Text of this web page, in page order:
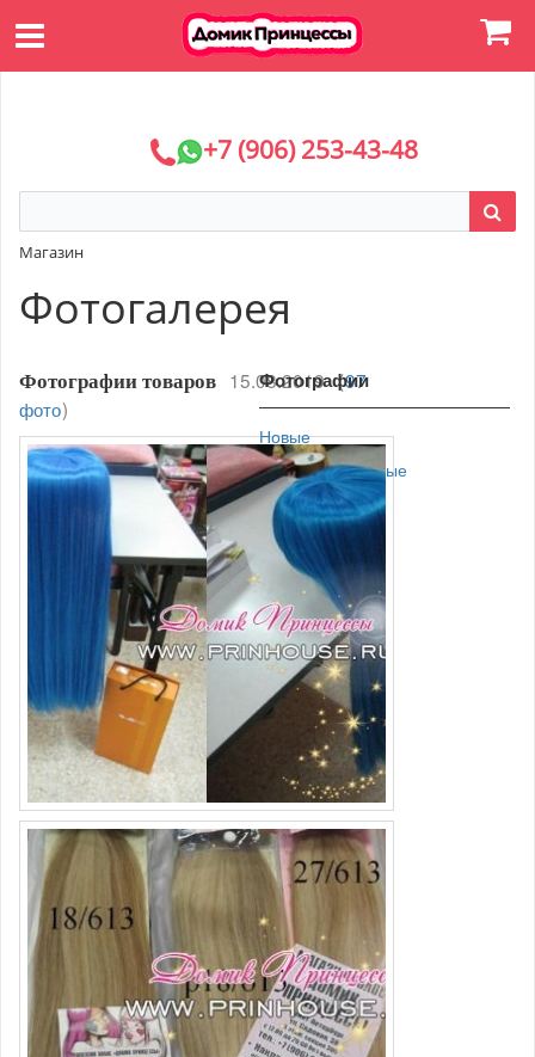
+7 (906) 253-43-48
Магазин
Фотогалерея
Фотографии
Новые
Просматриваемые
Фотографии товаров 15.08.2019 (97
фото)